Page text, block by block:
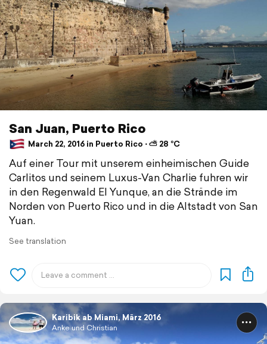
San Juan, Puerto Rico
March 22, 2016 in Puerto Rico ⋅ ⛅ 28 °C
Auf einer Tour mit unserem einheimischen Guide
Carlitos und seinem Luxus-Van Charlie fuhren wir
in den Regenwald El Yunque, an die Strände im
Norden von Puerto Rico und in die Altstadt von San
Yuan.
See translation
Karibik ab Miami, März 2016
Anke und Christian